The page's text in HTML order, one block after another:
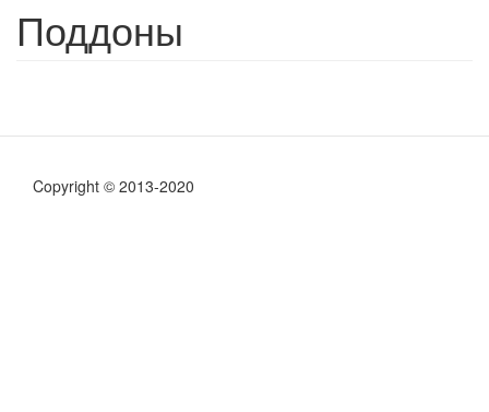
Поддоны
Copyright © 2013-2020